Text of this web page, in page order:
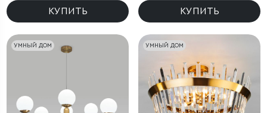
КУПИТЬ КУПИТЬ
УМНЫЙ ДОМ УМНЫЙ ДОМ